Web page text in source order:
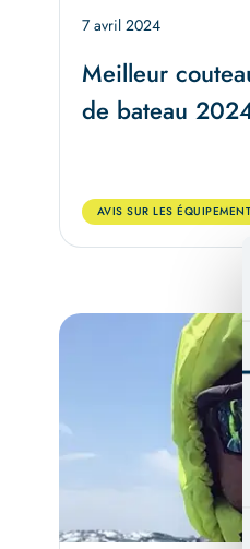
7 avril 2024
Meilleur
de bateau
AVIS SUR LES